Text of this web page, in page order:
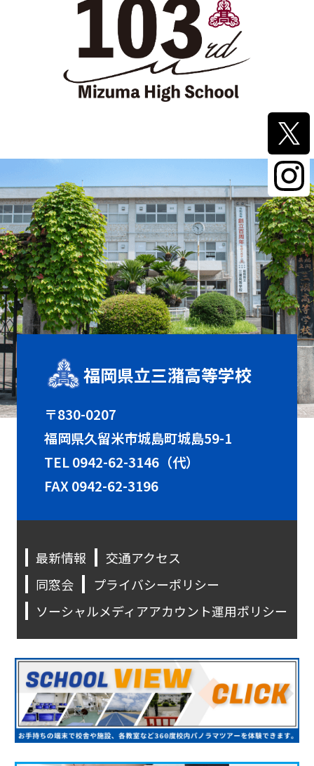
福岡県立三潴高等学校
〒830-0207
福岡県久留米市城島町城島59-1
TEL0942-62-3146（代）
FAX 0942-62-3196
最新情報
交通アクセス
同窓会
プライバシーポリシー
ソーシャルメディアアカウント運用ポリシー